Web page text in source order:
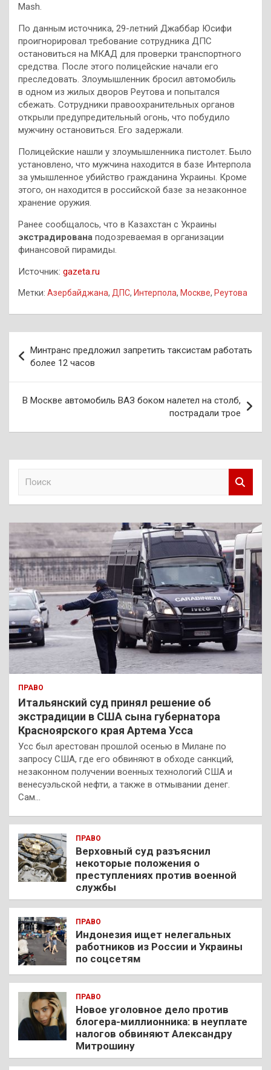
Mash.
По данным источника, 29-летний Джаббар Юсифи
проигнорировал требование сотрудника ДПС
остановиться на МКАД для проверки транспортного
средства. После этого полицейские начали его
преследовать. Злоумышленник бросил автомобиль
в одном из жилых дворов Реутова и попытался
сбежать. Сотрудники правоохранительных органов
открыли предупредительный огонь, что побудило
мужчину остановиться. Его задержали.
Полицейские нашли у злоумышленника пистолет. Было
установлено, что мужчина находится в базе Интерпола
за умышленное убийство гражданина Украины. Кроме
этого, он находится в российской базе за незаконное
хранение оружия.
Ранее сообщалось, что в Казахстан с Украины
экстрадирована подозреваемая в организации
финансовой пирамиды.
Источник: gazeta.ru
Метки: Азербайджана, ДПС, Интерпола, Москве, Реутова
по
записям
Минтранс предложил запретить таксистам работать
более 12 часов
В Москве автомобиль ВАЗ боком налетел на столб,
пострадали трое
к
ПРАВО
Итальянский суд принял решение об
экстрадиции в США сына губернатора
Красноярского края Артема Усса
Усс был арестован прошлой осенью в Милане по
запросу США, где его обвиняют в обходе санкций,
незаконном получении военных технологий США и
венесуэльской нефти, а также в отмывании денег.
Сам…
ПРАВО
Верховный суд разъяснил
некоторые положения о
преступлениях против военной
службы
ПРАВО
Индонезия ищет нелегальных
работников из России и Украины
по соцсетям
ПРАВО
Новое уголовное дело против
блогера-миллионника: в неуплате
налогов обвиняют Александру
Митрошину